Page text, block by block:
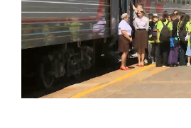
Тагын